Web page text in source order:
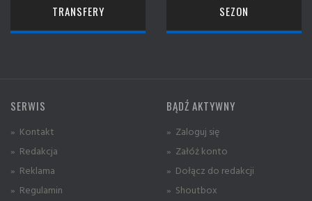
TRANSFERY SEZON
SERWIS
» Kontakt
» Redakcja
» Reklama
» Regulamin
BĄDŹ AKTYWNY
» Zaloguj się
» Załóż konto
» Dołącz do redakcji
» Shoutbox